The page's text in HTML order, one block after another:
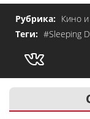
Рубрика: Кино
Теги: #Sleeping